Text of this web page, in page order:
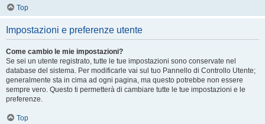
Top
Impostazioni e preferenze utente
Come cambio le mie impostazioni?
Se sei un utente registrato, tutte le tue impostazioni sono conservate nel
database del sistema. Per modificarle vai sul tuo Pannello di Controllo Utente;
generalmente sta in cima ad ogni pagina, ma questo potrebbe non essere
sempre vero. Questo ti permetterà di cambiare tutte le tue impostazioni e le
preferenze.
Top